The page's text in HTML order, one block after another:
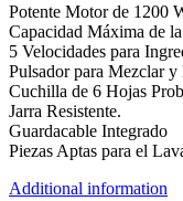
Potente Motor de 1200
Capacidad Máxima de
5 Velocidades para
Pulsador para Mezclar
Cuchilla de 6 Hojas
Jarra Resistente.
Guardacable Integrado
Piezas Aptas para el
Additional information